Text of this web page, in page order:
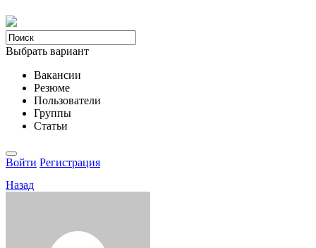
Выбрать вариант
Вакансии
Резюме
Пользователи
Группы
Статьи
Войти Регистрация
Назад